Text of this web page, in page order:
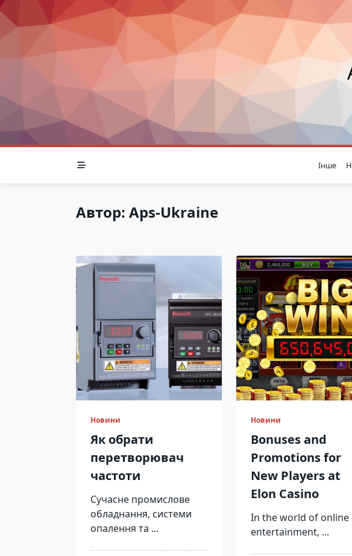
Skip
to
content
Інше
Автор: Aps-Ukraine
Новини
Як обрати
перетворювач
частоти
Сучасне промислове
обладнання, системи
опалення та ...
Новини
Bonuses and
Promotions for
New Players at
Elon Casino
In the world of online
entertainment, ...